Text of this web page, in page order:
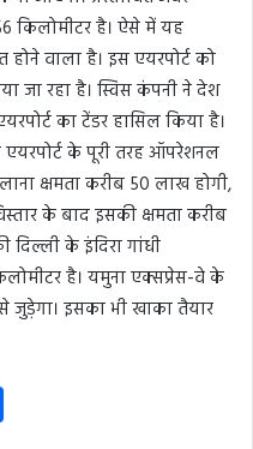
किलोमीटर है। ऐसे में यह
होने वाला है। इस एयरपोर्ट को
जा रहा है। स्विस कंपनी ने देश
का टेंडर हासिल किया है।
के पूरी तरह ऑपरेशनल
क्षमता करीब 50 लाख होगी,
के बाद इसकी क्षमता करीब
दिल्ली के इंदिरा गांधी
है। यमुना एक्सप्रेस-वे के
जुड़ेगा। इसका भी खाका तैयार